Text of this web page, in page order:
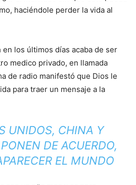
haciéndole perder la vida al
los últimos días acaba de ser
medico privado, en llamada
de radio manifestó que Dios le
para traer un mensaje a la
UNIDOS, CHINA Y
DE ACUERDO,
EL MUNDO